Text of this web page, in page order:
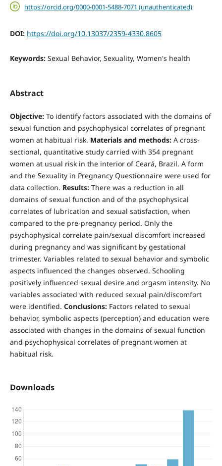
https://orcid.org/0000-0001-5488-7071 (unauthenticated)
DOI: https://doi.org/10.13037/2359-4330.8605
Keywords: Sexual Behavior, Sexuality, Women's health
Abstract
Objective:To identify factors associated with the domains of
sexual function and psychophysical correlates of pregnant
women at habitual risk. Materials and methods:A cross-
sectional, quantitative study carried with 354 pregnant
women at usual risk in the interior of Ceará, Brazil. A form
and the Sexuality in Pregnancy Questionnaire were used for
data collection. Results:There was a reduction in all
domains of sexual function and of the psychophysical
correlates of lubrication and sexual satisfaction, when
compared to the pre-pregnancy period. Only the
psychophysical correlate pain/sexual discomfort increased
during pregnancy and was significant by gestational
trimester. Variables related to sexual behavior and symbolic
aspects influenced the changes observed. Schooling
positively influenced sexual desire and orgasm intensity. No
variables associated with reduced sexual pain/discomfort
were identified. Conclusions:Factors related to sexual
behavior, symbolic aspects (perception) and education were
associated with changes in the domains of sexual function
and psychophysical correlates of pregnant women at
habitual risk.
Downloads